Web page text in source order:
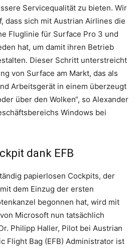
Servicequalität zu bieten. Wir
dass sich mit Austrian Airlines die
Fluglinie für Surface Pro 3 und
hat, um damit ihren Betrieb
Dieser Schritt unterstreicht
von Surface am Markt, das als
Arbeitsgerät in einem überzeugt
über den Wolken“, so Alexander
Windows bei
dank EFB
papierlosen Cockpits, der
dem Einzug der ersten
begonnen hat, wird mit
Microsoft nun tatsächlich
Philipp Haller, Pilot bei Austrian
Flight Bag (EFB) Administrator ist